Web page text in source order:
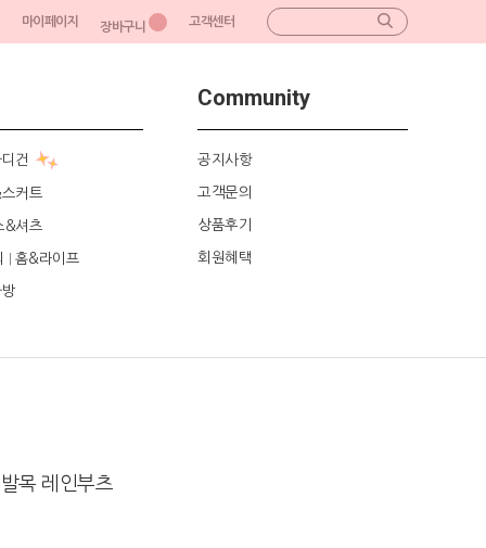
마이페이지 장바구니 고객센터
건
커트
&셔츠
홈&라이프
Community
공지사항
고객문의
상품후기
회원혜택
목 레인부츠